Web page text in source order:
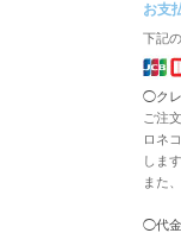
お支
下記
◯クレ
ご注
ロネ
します
また
◯代